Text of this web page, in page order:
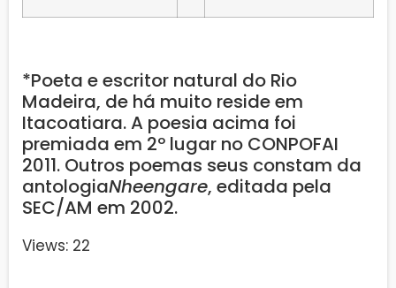
*Poeta e escritor natural do Rio
Madeira, de há muito reside em
Itacoatiara. A poesia acima foi
premiada em 2º lugar no CONPOFAI
2011. Outros poemas seus constam da
antologiaNheengare, editada pela
SEC/AM em 2002.
Views: 22